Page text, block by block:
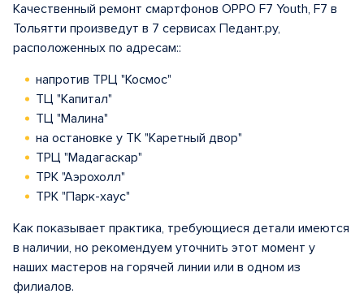
Качественный ремонт смартфонов OPPO F7 Youth, F7 в
Тольятти произведут в 7 сервисах Педант.ру,
расположенных по адресам::
напротив ТРЦ "Космос"
ТЦ "Капитал"
ТЦ "Малина"
на остановке у ТК "Каретный двор"
ТРЦ "Мадагаскар"
ТРК "Аэрохолл"
ТРК "Парк-хаус"
Как показывает практика, требующиеся детали имеются
в наличии, но рекомендуем уточнить этот момент у
наших мастеров на горячей линии или в одном из
филиалов.